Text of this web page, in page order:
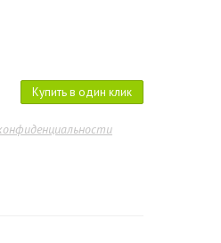
Купить в один клик